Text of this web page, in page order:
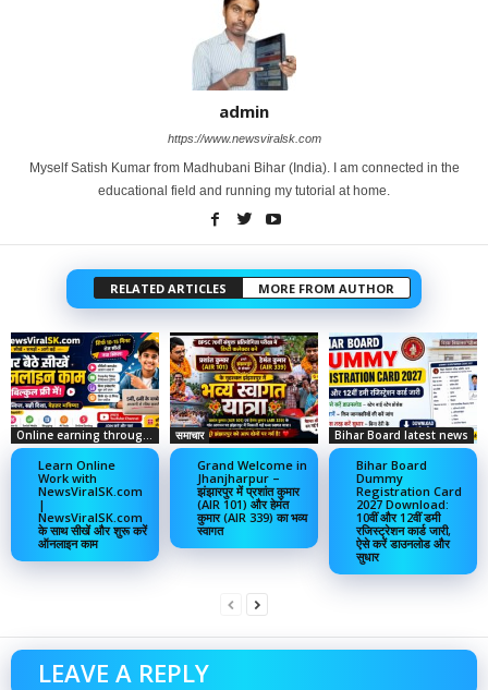
admin
https://www.newsviralsk.com
Myself Satish Kumar from Madhubani Bihar (India). I am connected in the
educational field and running my tutorial at home.
RELATED ARTICLES MORE FROM AUTHOR
Online earning through social media
Learn Online
Work with
NewsViralSK.com
|
NewsViralSK.com
के साथ सीखें और शुरू करें
ऑनलाइन काम
समाचार
Grand Welcome in
Jhanjharpur –
झंझारपुर में प्रशांत कुमार
(AIR 101) और हेमंत
कुमार (AIR 339) का भव्य
स्वागत
Bihar Board latest news
Bihar Board
Dummy
Registration Card
2027 Download:
10वीं और 12वीं डमी
रजिस्ट्रेशन कार्ड जारी,
ऐसे करें डाउनलोड और
सुधार
LEAVE A REPLY